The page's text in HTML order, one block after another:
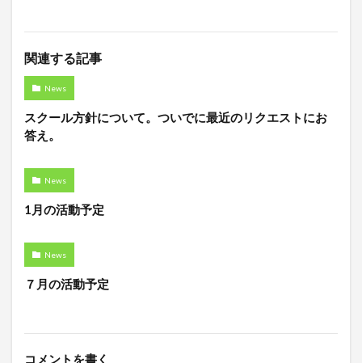
関連する記事
News
スクール方針について。ついでに最近のリクエストにお
答え。
News
1月の活動予定
News
７月の活動予定
コメントを書く